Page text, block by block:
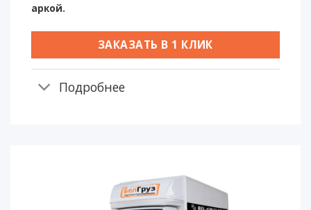
аркой.
ЗАКАЗАТЬ В 1 КЛИК
Подробнее